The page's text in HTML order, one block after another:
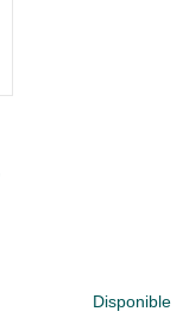
Disponible